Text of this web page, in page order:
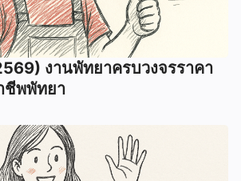
งานพัทยาครบวงจรราคา
ชีพพัทยา